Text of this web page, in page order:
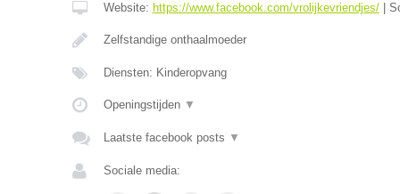
Website: https://www.facebook.com/vrolijkevriendjes/|
Zelfstandige onthaalmoeder
Diensten: Kinderopvang
Openingstijden ▼
Laatste facebook posts ▼
Sociale media: